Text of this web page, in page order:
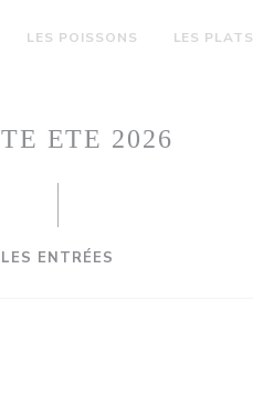
LES POISSONS LES PLATS
ETE 2026
LES ENTRÉES